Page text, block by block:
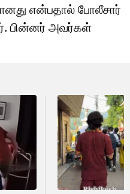
என்பதால் போலீசார்
பின்னர் அவர்கள்